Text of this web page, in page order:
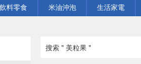
飲料零食 米油沖泡 生活家電
搜索 " 美粒果 "